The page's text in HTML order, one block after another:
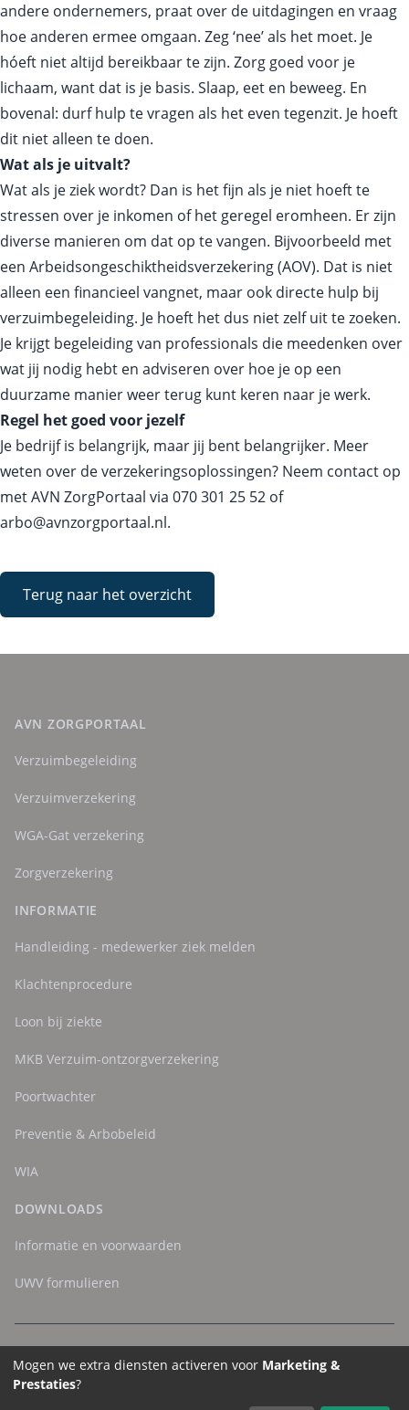
andere ondernemers, praat over de uitdagingen en vraag
hoe anderen ermee omgaan. Zeg ‘nee’ als het moet. Je
hóeft niet altijd bereikbaar te zijn. Zorg goed voor je
lichaam, want dat is je basis. Slaap, eet en beweeg. En
bovenal: durf hulp te vragen als het even tegenzit. Je hoeft
dit niet alleen te doen.
Wat als je uitvalt?
Wat als je ziek wordt? Dan is het fijn als je niet hoeft te
stressen over je inkomen of het geregel eromheen. Er zijn
diverse manieren om dat op te vangen. Bijvoorbeeld met
een Arbeidsongeschiktheidsverzekering (AOV). Dat is niet
alleen een financieel vangnet, maar ook directe hulp bij
verzuimbegeleiding. Je hoeft het dus niet zelf uit te zoeken.
Je krijgt begeleiding van professionals die meedenken over
wat jij nodig hebt en adviseren over hoe je op een
duurzame manier weer terug kunt keren naar je werk.
Regel het goed voor jezelf
Je bedrijf is belangrijk, maar jij bent belangrijker. Meer
weten over de verzekeringsoplossingen? Neem contact op
met AVN ZorgPortaal via 070 301 25 52 of
arbo@avnzorgportaal.nl.
Terug naar het overzicht
AVN ZORGPORTAAL
Verzuimbegeleiding
Verzuimverzekering
WGA-Gat verzekering
Zorgverzekering
INFORMATIE
Handleiding - medewerker ziek melden
Klachtenprocedure
Loon bij ziekte
MKB Verzuim-ontzorgverzekering
Poortwachter
Preventie & Arbobeleid
WIA
DOWNLOADS
Informatie en voorwaarden
UWV formulieren
© 2025 SuperGarant Verzekeringen
Mogen we extra diensten activeren voor Marketing &
Prestaties?